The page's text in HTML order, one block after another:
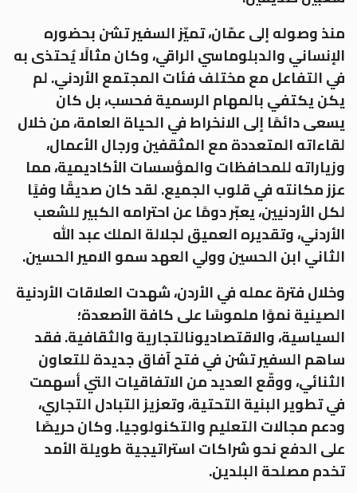
منذ وصوله إلى عمّان، تميّز السفير تشن بحضوره
الإنساني والدبلوماسي الراقي، وكان مثالًا يُحتذى به
في التفاعل مع مختلف فئات المجتمع الأردني. لم
يكن يكتفي بالمهام الرسمية فحسب، بل كان
يسعى دائمًا إلى الانخراط في الحياة العامة، من خلال
لقاءاته المتعددة مع المثقفين ورجال الأعمال،
وزياراته للمحافظات والمؤسسات الأكاديمية، مما
عزز مكانته في قلوب الجميع. لقد كان صديقًا وفيًا
لكل الأردنيين، يعبّر دومًا عن احترامه الكبير للشعب
الأردني، وتقديره العميق لجلالة الملك عبد الله
الثاني ابن الحسين وولي العهد سمو الامير الحسين.
وخلال فترة عمله في الأردن، شهدت العلاقات الأردنية
الصينية نموًا ملموسًا على كافة الأصعدة؛
السياسية، والاقتصاديونالتجارية والثقافية. فقد
ساهم السفير تشن في فتح آفاق جديدة للتعاون
الثنائي، ووقّع العديد من الاتفاقيات التي أسهمت
في تطوير البنية التحتية، وتعزيز التبادل التجاري،
ودعم مجالات التعليم والتكنولوجيا. وكان حريصًا
على الدفع نحو شراكات استراتيجية طويلة الأمد
تخدم مصلحة البلدين.